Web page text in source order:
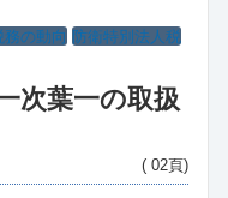
務の動向 防衛特別法人税
次葉一の取扱
( 02頁)